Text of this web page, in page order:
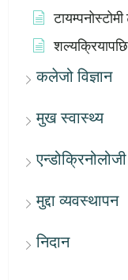
कलेजो विज्ञान
मुख स्वास्थ्य
एन्डोक्रिनोलोजी
मुद्दा व्यवस्थापन
निदान